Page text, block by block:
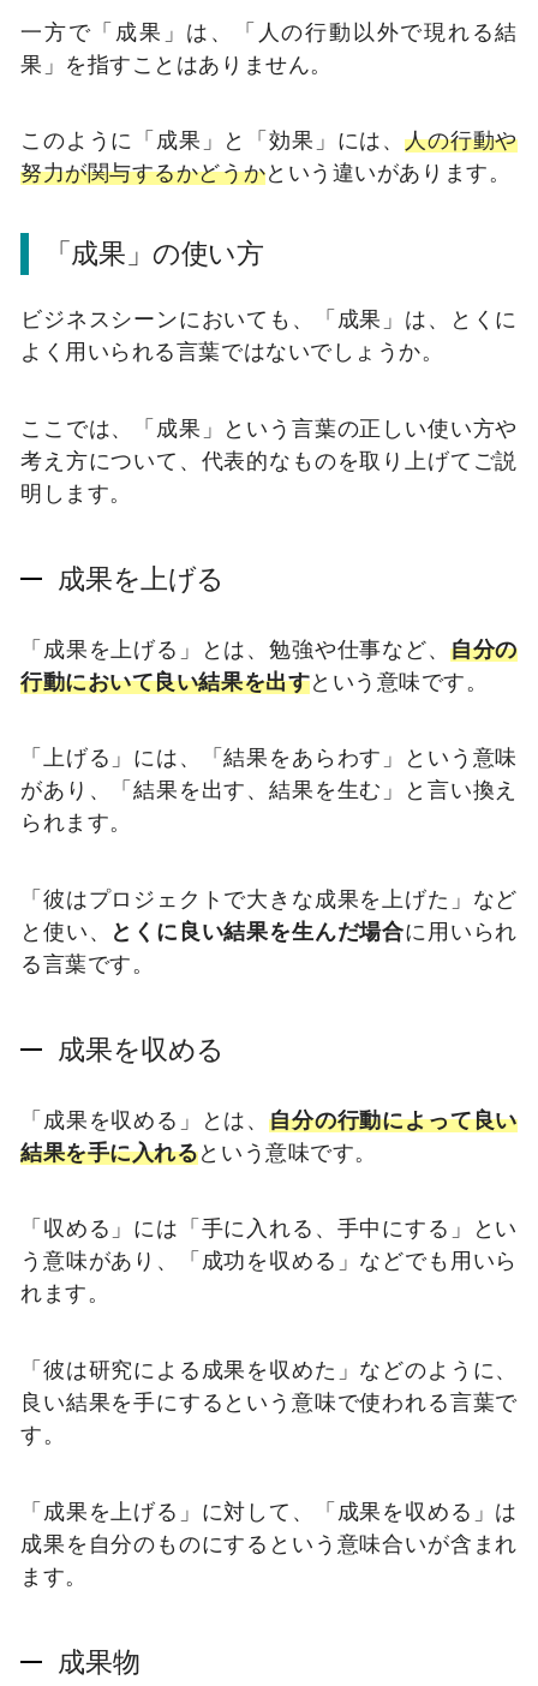
一方で「成果」は、「人の行動以外で現れる結
果」を指すことはありません。
このように「成果」と「効果」には、人の行動や
努力が関与するかどうかという違いがあります。
「成果」の使い方
ビジネスシーンにおいても、「成果」は、とくに
よく用いられる言葉ではないでしょうか。
ここでは、「成果」という言葉の正しい使い方や
考え方について、代表的なものを取り上げてご説
明します。
成果を上げる
「成果を上げる」とは、勉強や仕事など、 自分の
行動において良い結果を出すという意味です。
「上げる」には、「結果をあらわす」という意味
があり、「結果を出す、結果を生む」と言い換え
られます。
「彼はプロジェクトで大きな成果を上げた」など
と使い、
とくに良い結果を生んだ場合に用いられ
る言葉です。
成果を収める
「成果を収める」とは、自分の行動によって良い
結果を手に入れるという意味です。
「収める」には「手に入れる、手中にする」とい
う意味があり、「成功を収める」などでも用いら
れます。
「彼は研究による成果を収めた」などのように、
良い結果を手にするという意味で使われる言葉で
す。
「成果を上げる」に対して、「成果を収める」は
成果を自分のものにするという意味合いが含まれ
ます。
成果物